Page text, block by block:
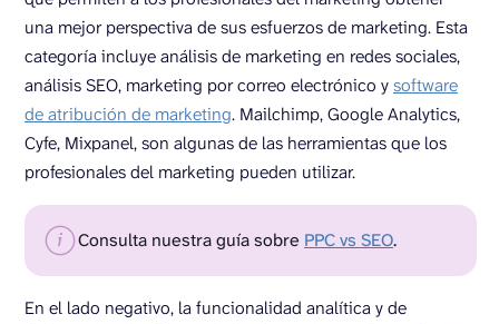
una mejor perspectiva de sus esfuerzos de marketing. Esta
categoría incluye análisis de marketing en redes sociales,
análisis SEO, marketing por correo electrónico ysoftware
de atribución de marketing. Mailchimp, Google Analytics,
Cyfe, Mixpanel, son algunas de las herramientas que los
profesionales del marketing pueden utilizar.
Consulta nuestra guía sobre PPC vs SEO.
En el lado negativo, la funcionalidad analítica y de